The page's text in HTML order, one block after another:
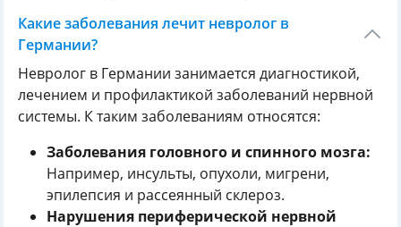
Какие заболевания лечит невролог в
Германии?
Невролог в Германии занимается диагностикой,
лечением и профилактикой заболеваний нервной
системы. К таким заболеваниям относятся:
Заболевания головного и спинного мозга:
Например, инсульты, опухоли, мигрени,
эпилепсия и рассеянный склероз.
Нарушения периферической нервной